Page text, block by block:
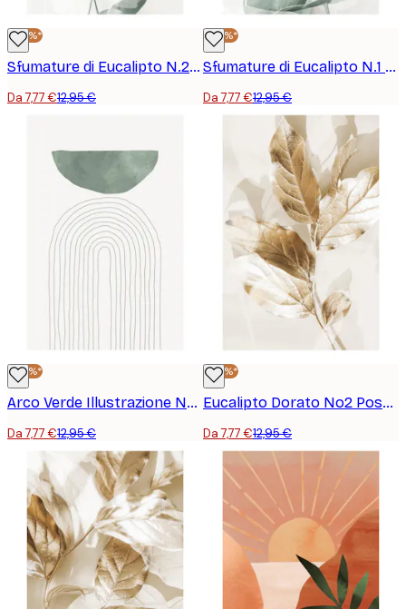
-40%*
Sfumature di Eucalipto N.2 Poster
Da 7,77 €12,95 €
-40%*
Sfumature di Eucalipto N.1 Poster
Da 7,77 €12,95 €
-40%*
Arco Verde Illustrazione No1 Poster
Da 7,77 €12,95 €
-40%*
Eucalipto Dorato No2 Poster
Da 7,77 €12,95 €